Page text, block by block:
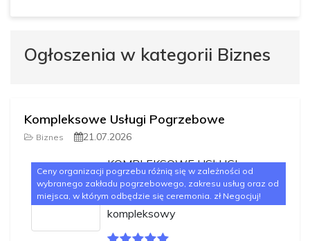
Ogłoszenia w kategorii Biznes
Kompleksowe Usługi Pogrzebowe
Biznes 21.07.2026
Ceny organizacji pogrzebu różnią się w zależności od
wybranego zakładu pogrzebowego, zakresu usług oraz od
miejsca, w którym odbędzie się ceremonia. zł Negocjuj!
KOMPLEKSOWE USŁUGI
POGRZEBOWE WOLNYJeśli
szukasz firmy, która w
kompleksowy